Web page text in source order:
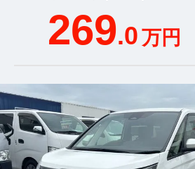
269.0万円